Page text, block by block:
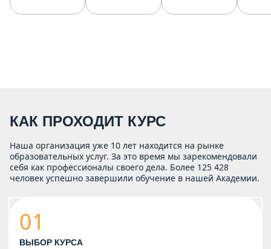
КАК ПРОХОДИТ КУРС
Наша организация уже 10 лет находится на рынке
образовательных услуг. За это время мы зарекомендовали
себя как профессионалы своего дела. Более 125 428
человек успешно завершили обучение в нашей Академии.
01
ВЫБОР КУРСА